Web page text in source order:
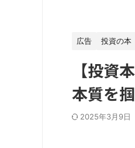
広告 投資の本
【投資
本質を
2025年3月9日